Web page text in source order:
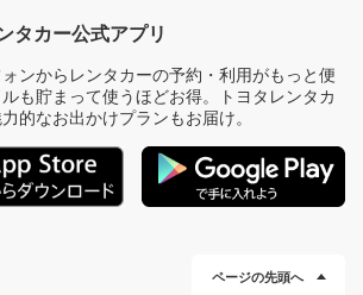
タカー公式アプリ
ンからレンタカーの予約・利用がもっと便
も貯まって使うほどお得。トヨタレンタカ
的なお出かけプランもお届け。
ページの先頭へ